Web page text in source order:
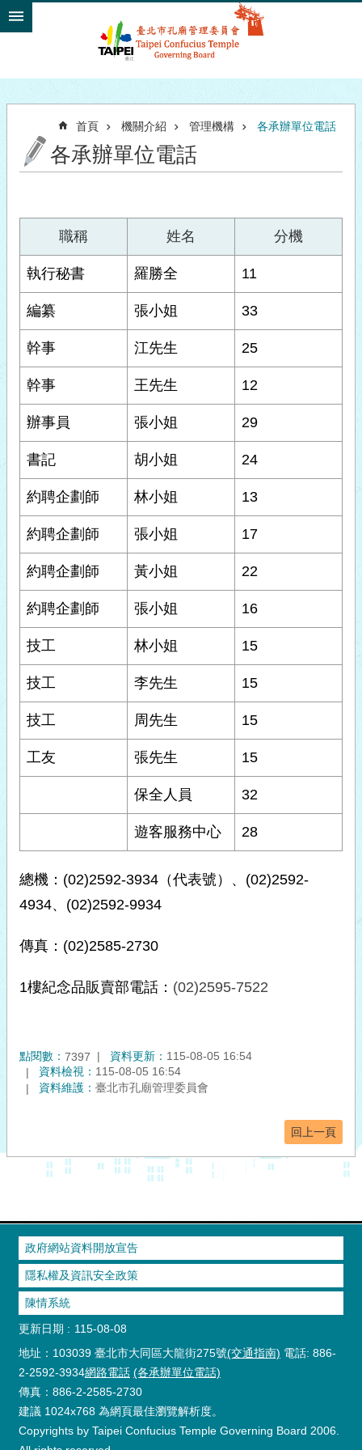
跳到主要內容區塊
首頁 機關介紹 管理機構 各承辦單位電話
各承辦單位電話
職稱 姓名 分機
執行秘書 羅勝全 11
編纂 張小姐 33
幹事 江先生 25
幹事 王先生 12
辦事員 張小姐 29
書記 胡小姐 24
約聘企劃師 林小姐 13
約聘企劃師 張小姐 17
約聘企劃師 黃小姐 22
約聘企劃師 張小姐 16
技工 林小姐 15
技工 李先生 15
技工 周先生 15
工友 張先生 15
保全人員 32
遊客服務中心 28
總機：(02)2592-3934（代表號）、(02)2592-
4934、(02)2592-9934
傳真：(02)2585-2730
1樓紀念品販賣部電話： (02)2595-7522
點閱數： 7397 資料更新： 115-08-05 16:54
資料檢視： 115-08-05 16:54
資料維護： 臺北市孔廟管理委員會
回上一頁
政府網站資料開放宣告
隱私權及資訊安全政策
陳情系統
更新日期
115-08-08
地址：103039 臺北市大同區大龍街275號(交通指南) 電話: 886-
2-2592-3934網路電話 (各承辦單位電話)
傳真：886-2-2585-2730
建議 1024x768 為網頁最佳瀏覽解析度。
Copyrights by Taipei Confucius Temple Governing Board 2006.